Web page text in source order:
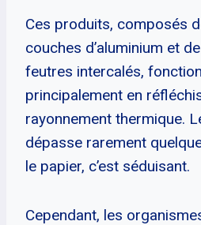
Ces produits, composés
couches d’aluminium et
feutres intercalés,
principalement en
rayonnement thermique.
dépasse rarement
le papier, c’est séduisant.
Cependant, les